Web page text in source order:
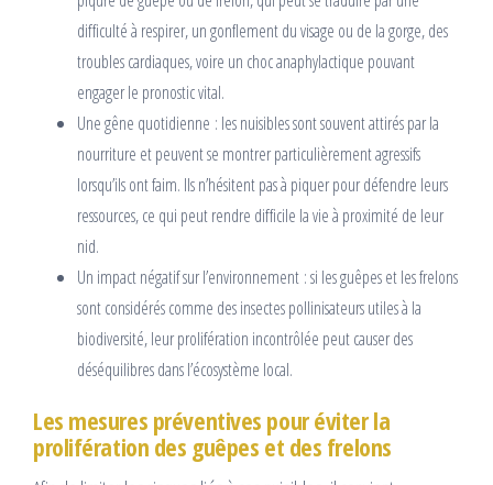
difficulté à respirer, un gonflement du visage ou de la gorge, des
troubles cardiaques, voire un choc anaphylactique pouvant
engager le pronostic vital.
Une gêne quotidienne : les nuisibles sont souvent attirés par la
nourriture et peuvent se montrer particulièrement agressifs
lorsqu’ils ont faim. Ils n’hésitent pas à piquer pour défendre leurs
ressources, ce qui peut rendre difficile la vie à proximité de leur
nid.
Un impact négatif sur l’environnement : si les guêpes et les frelons
sont considérés comme des insectes pollinisateurs utiles à la
biodiversité, leur prolifération incontrôlée peut causer des
déséquilibres dans l’écosystème local.
Les mesures préventives pour éviter la
prolifération des guêpes et des frelons